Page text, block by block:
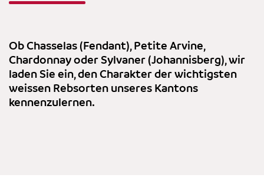
Ob Chasselas (Fendant), Petite Arvine,
Chardonnay oder Sylvaner (Johannisberg), wir
laden Sie ein, den Charakter der wichtigsten
weissen Rebsorten unseres Kantons
kennenzulernen.